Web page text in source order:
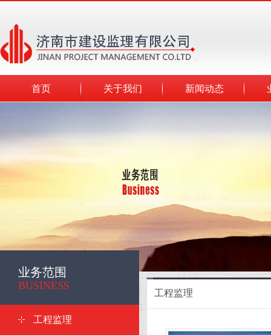
首页 关于我们 新闻动态
业务范围
BUSINESS
工程监理
工程监理